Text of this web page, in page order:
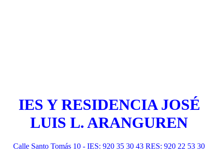
IES Y RESIDENCIA JOSÉ
LUIS L. ARANGUREN
Calle Santo Tomás 10 - IES: 920 35 30 43 RES: 920 22 53 30